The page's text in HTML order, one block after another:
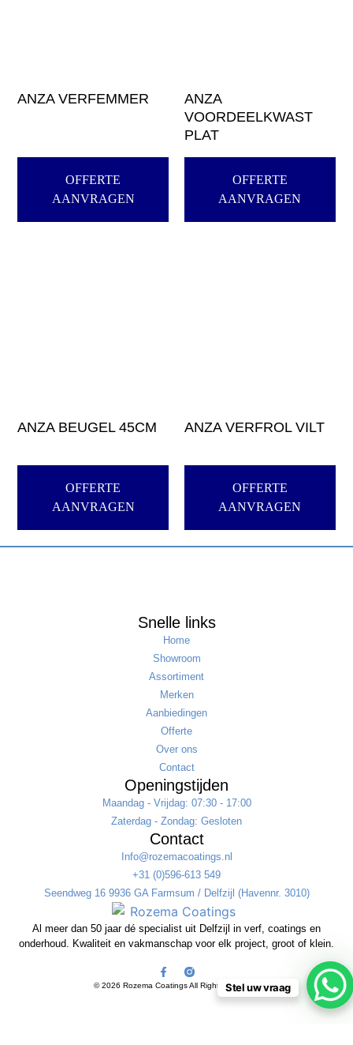
ANZA VERFEMMER
OFFERTE
AANVRAGEN
ANZA
VOORDEELKWAST
PLAT
OFFERTE
AANVRAGEN
ANZA BEUGEL 45CM
OFFERTE
AANVRAGEN
ANZA VERFROL VILT
OFFERTE
AANVRAGEN
Al meer dan 50 jaar dé specialist uit Delfzijl in verf, coatings en
onderhoud. Kwaliteit en vakmanschap voor elk project, groot of klein.
© 2026 Rozema Coatings All Rights Reserved
Snelle links
Home
Showroom
Assortiment
Merken
Aanbiedingen
Offerte
Over ons
Contact
Openingstijden
Maandag - Vrijdag: 07:30 - 17:00
Zaterdag - Zondag: Gesloten
Contact
Info@rozemacoatings.nl
+31 (0)596-613 549
Seendweg 16 9936 GA Farmsum / Delfzijl (Havennr. 3010)
Stel uw vraag